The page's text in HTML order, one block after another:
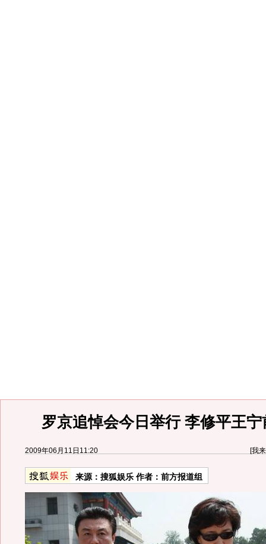
罗京追悼会今日举行 李修平王
2009年06月11日11:20 [我
来源： 搜狐娱乐作者：前方报道组